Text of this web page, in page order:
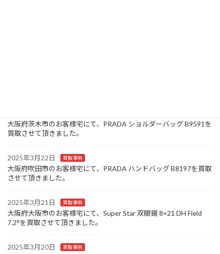
大阪府茨木市のお客様宅にて、PRADA ショルダーバッグ B9591を
買取させて頂きました。
2025年3月22日 買取事例
大阪府吹田市のお客様宅にて、PRADA ハンドバッグ B8197を買取
させて頂きました。
2025年3月21日 買取事例
大阪府大阪市のお客様宅にて、Super Star 双眼鏡 8×21 DH Field
7.2°を買取させて頂きました。
2025年3月20日 買取事例